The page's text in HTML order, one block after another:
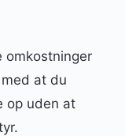
omkostninger
at du
op uden at